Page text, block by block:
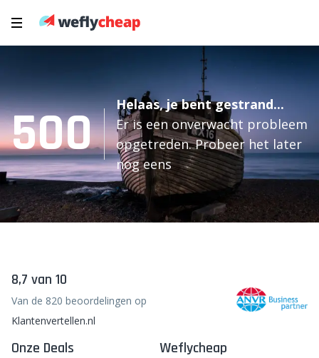
500
Helaas, je bent gestrand...
Er is een onverwacht probleem
opgetreden. Probeer het later
nog eens
8,7 van 10
Van de 820 beoordelingen op
Klantenvertellen.nl
Onze Deals Weflycheap